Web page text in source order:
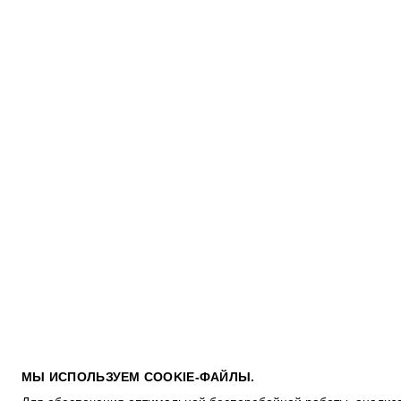
МЫ ИСПОЛЬЗУЕМ COOKIE-ФАЙЛЫ.
ПОКУПАТЕЛЯМ